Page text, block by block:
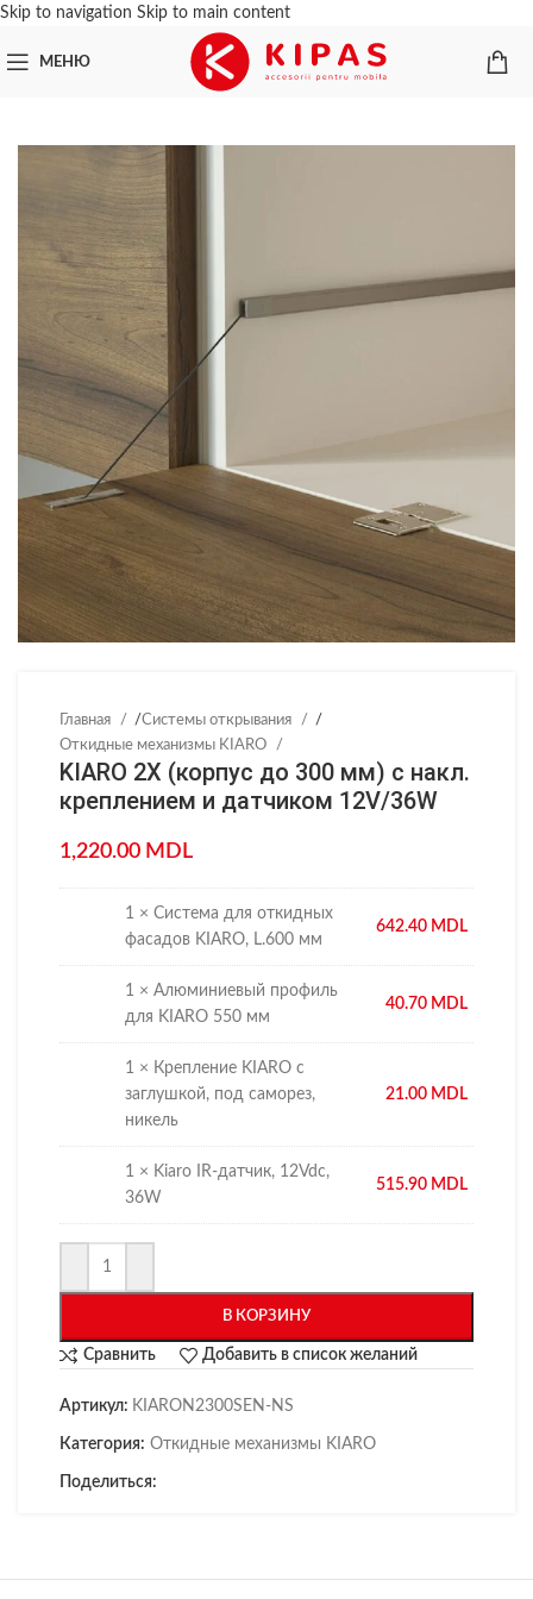
Skip to navigation Skip to main content
МЕНЮ
Главная /Системы открывания
/
Откидные механизмы KIARO
KIARO 2X (корпус до 300 мм) с накл.
креплением и датчиком 12V/36W
1,220.00 MDL
1 × Система для откидных
фасадов KIARO, L.600 мм
642.40 MDL
1 × Алюминиевый профиль
для KIARO 550 мм
40.70 MDL
1 × Крепление KIARO с
заглушкой, под саморез,
никель
21.00 MDL
1 × Kiaro IR-датчик, 12Vdc,
36W
515.90 MDL
В КОРЗИНУ
Сравнить Добавить в список желаний
Артикул: KIARON2300SEN-NS
Категория: Откидные механизмы KIARO
Поделиться: